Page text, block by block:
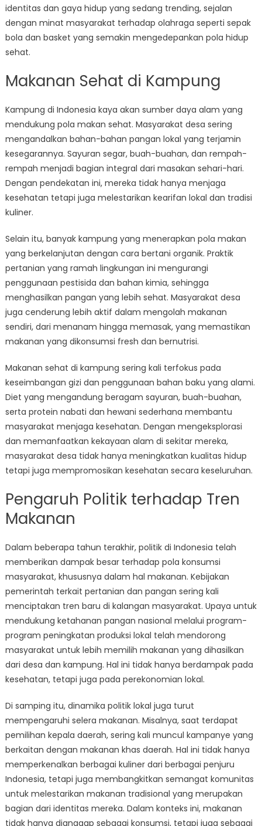
identitas dan gaya hidup yang sedang trending, sejalan
dengan minat masyarakat terhadap olahraga seperti sepak
bola dan basket yang semakin mengedepankan pola hidup
sehat.
Makanan Sehat di Kampung
Kampung di Indonesia kaya akan sumber daya alam yang
mendukung pola makan sehat. Masyarakat desa sering
mengandalkan bahan-bahan pangan lokal yang terjamin
kesegarannya. Sayuran segar, buah-buahan, dan rempah-
rempah menjadi bagian integral dari masakan sehari-hari.
Dengan pendekatan ini, mereka tidak hanya menjaga
kesehatan tetapi juga melestarikan kearifan lokal dan tradisi
kuliner.
Selain itu, banyak kampung yang menerapkan pola makan
yang berkelanjutan dengan cara bertani organik. Praktik
pertanian yang ramah lingkungan ini mengurangi
penggunaan pestisida dan bahan kimia, sehingga
menghasilkan pangan yang lebih sehat. Masyarakat desa
juga cenderung lebih aktif dalam mengolah makanan
sendiri, dari menanam hingga memasak, yang memastikan
makanan yang dikonsumsi fresh dan bernutrisi.
Makanan sehat di kampung sering kali terfokus pada
keseimbangan gizi dan penggunaan bahan baku yang alami.
Diet yang mengandung beragam sayuran, buah-buahan,
serta protein nabati dan hewani sederhana membantu
masyarakat menjaga kesehatan. Dengan mengeksplorasi
dan memanfaatkan kekayaan alam di sekitar mereka,
masyarakat desa tidak hanya meningkatkan kualitas hidup
tetapi juga mempromosikan kesehatan secara keseluruhan.
Pengaruh Politik terhadap Tren
Makanan
Dalam beberapa tahun terakhir, politik di Indonesia telah
memberikan dampak besar terhadap pola konsumsi
masyarakat, khususnya dalam hal makanan. Kebijakan
pemerintah terkait pertanian dan pangan sering kali
menciptakan tren baru di kalangan masyarakat. Upaya untuk
mendukung ketahanan pangan nasional melalui program-
program peningkatan produksi lokal telah mendorong
masyarakat untuk lebih memilih makanan yang dihasilkan
dari desa dan kampung. Hal ini tidak hanya berdampak pada
kesehatan, tetapi juga pada perekonomian lokal.
Di samping itu, dinamika politik lokal juga turut
mempengaruhi selera makanan. Misalnya, saat terdapat
pemilihan kepala daerah, sering kali muncul kampanye yang
berkaitan dengan makanan khas daerah. Hal ini tidak hanya
memperkenalkan berbagai kuliner dari berbagai penjuru
Indonesia, tetapi juga membangkitkan semangat komunitas
untuk melestarikan makanan tradisional yang merupakan
bagian dari identitas mereka. Dalam konteks ini, makanan
tidak hanya dianggap sebagai konsumsi, tetapi juga sebagai